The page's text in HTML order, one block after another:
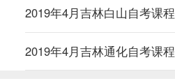
2019年4月吉林白山自考课
2019年4月吉林通化自考课